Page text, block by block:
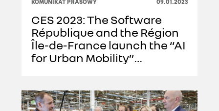
KOMUNIKAT PRASOWY 09.01.2023
CES 2023: The Software
République and the Région
Île-de-France launch the “AI
for Urban Mobility”